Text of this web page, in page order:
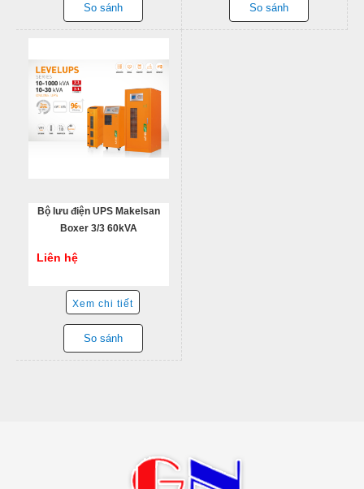
So sánh So sánh
Bộ lưu điện UPS Makelsan
Boxer 3/3 60kVA
Liên hệ
Xem chi tiết
So sánh